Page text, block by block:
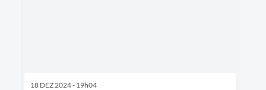
18 DEZ 2024 - 19h04